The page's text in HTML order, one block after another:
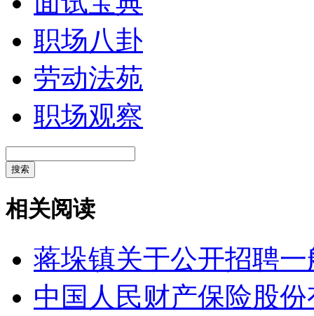
职场八卦
劳动法苑
职场观察
搜索
相关阅读
蒋垛镇关于公开招聘
中国人民财产保险股